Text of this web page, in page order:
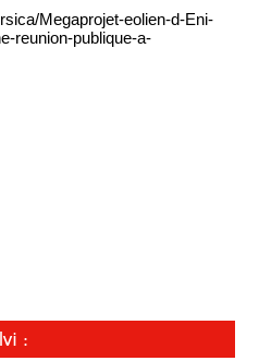
Megaprojet-eolien-d-Eni-
reunion-publique-a-
: